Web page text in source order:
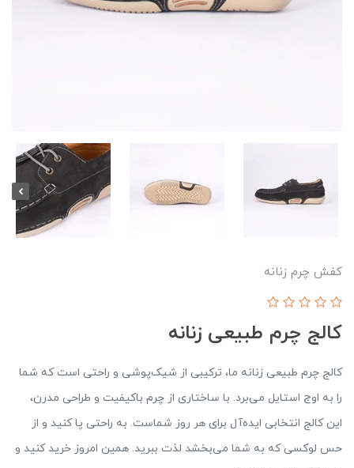
کفش چرم زنانه
کالج چرم طبیعی زنانه
کالج چرم طبیعی زنانه ما، ترکیبی از شیک‌پوشی و راحتی است که شما
را به اوج استایل می‌برد. با ساختاری از چرم باکیفیت و طراحی مدرن،
این کالج انتخابی ایده‌آل برای هر روز شماست. به راحتی پا کنید و از
حس لوکسی که به شما می‌بخشد لذت ببرید. همین امروز خرید کنید و